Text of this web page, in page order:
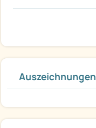
Auszeichnungen